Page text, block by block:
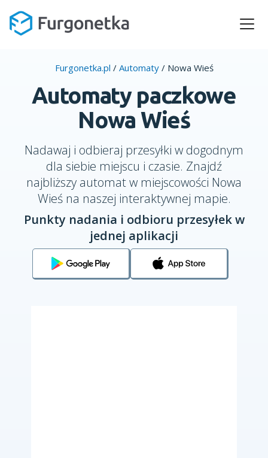
Furgonetka.pl / Automaty / Nowa Wieś
Automaty paczkowe
Nowa Wieś
Nadawaj i odbieraj przesyłki w dogodnym
dla siebie miejscu i czasie. Znajdź
najbliższy automat w miejscowości Nowa
Wieś na naszej interaktywnej mapie.
Punkty nadania i odbioru przesyłek w
jednej aplikacji